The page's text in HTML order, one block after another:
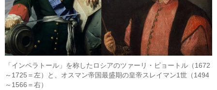
「インペラトール」を称したロシアのツァーリ・ピョートル（1672
～1725＝左）と、オスマン帝国最盛期の皇帝スレイマン1世（1494
～1566＝右）